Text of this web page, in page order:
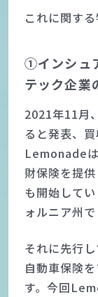
これに関す
①インシュ
テック企業
2021年11月
ると発表、
Lemonade
財保険を提
も開始して
ォルニア州
それに先行
自動車保険
す。今回